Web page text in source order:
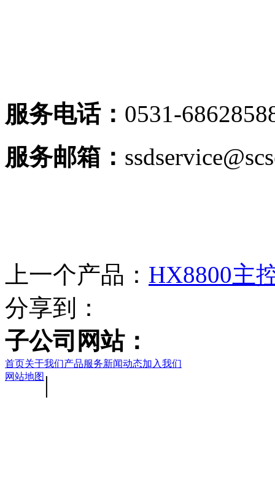
服务电话： 0531-
服务邮箱：
上一个产品： HX8800主
分享到：
子公司网站：
首页关于我们产品服务新闻动态加入我们
网站地图 |